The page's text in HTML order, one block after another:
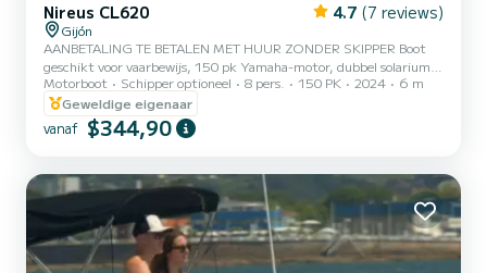
Nireus CL620 4.7 (7 reviews)
Gijón
AANBETALING TE BETALEN MET HUUR ZONDER SKIPPER Boot
geschikt voor vaarbewijs, 150 pk Yamaha-motor, dubbel solarium
aan boeg en achtersteven, tafel voor eten in boeg en achtersteven,
uitgerust om te vissen, heeft 4 hengelhouders en dubbel Lowrance-
navigatiescherm Het heeft een muziekradio , VHF-radio, twee
plotters met sonar, zoetwaterdouche en elektronische ankermotor
Motorboot Schipper optioneel 8 pers. 150 PK 2024
6 m
Geweldige eigenaar
vanaf $344,90